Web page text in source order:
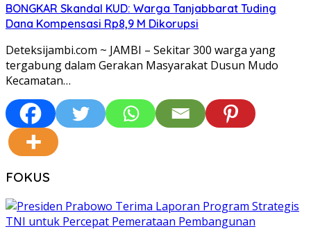
BONGKAR Skandal KUD: Warga Tanjabbarat Tuding
Dana Kompensasi Rp8,9 M Dikorupsi
Deteksijambi.com ~ JAMBI – Sekitar 300 warga yang
tergabung dalam Gerakan Masyarakat Dusun Mudo
Kecamatan…
FOKUS